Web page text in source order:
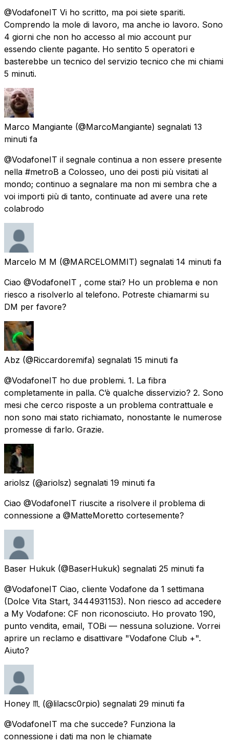
@VodafoneIT Vi ho scritto, ma poi siete spariti.
Comprendo la mole di lavoro, ma anche io lavoro. Sono
4 giorni che non ho accesso al mio account pur
essendo cliente pagante. Ho sentito 5 operatori e
basterebbe un tecnico del servizio tecnico che mi chiami
5 minuti.
Marco Mangiante (@MarcoMangiante) segnalati 13
minuti fa
@VodafoneIT il segnale continua a non essere presente
nella #metroB a Colosseo, uno dei posti più visitati al
mondo; continuo a segnalare ma non mi sembra che a
voi importi più di tanto, continuate ad avere una rete
colabrodo
Marcelo M M (@MARCELOMMIT) segnalati 14 minuti fa
Ciao @VodafoneIT , come stai? Ho un problema e non
riesco a risolverlo al telefono. Potreste chiamarmi su
DM per favore?
Abz (@Riccardoremifa) segnalati 15 minuti fa
@VodafoneIT ho due problemi. 1. La fibra
completamente in palla. C’è qualche disservizio? 2. Sono
mesi che cerco risposte a un problema contrattuale e
non sono mai stato richiamato, nonostante le numerose
promesse di farlo. Grazie.
ariolsz (@ariolsz) segnalati 19 minuti fa
Ciao @VodafoneIT riuscite a risolvere il problema di
connessione a @MatteMoretto cortesemente?
Baser Hukuk (@BaserHukuk) segnalati 25 minuti fa
@VodafoneIT Ciao, cliente Vodafone da 1 settimana
(Dolce Vita Start, 3444931153). Non riesco ad accedere
a My Vodafone: CF non riconosciuto. Ho provato 190,
punto vendita, email, TOBi — nessuna soluzione. Vorrei
aprire un reclamo e disattivare "Vodafone Club +".
Aiuto?
Honey ♏ (@lilacsc0rpio) segnalati 29 minuti fa
@VodafoneIT ma che succede? Funziona la
connessione i dati ma non le chiamate